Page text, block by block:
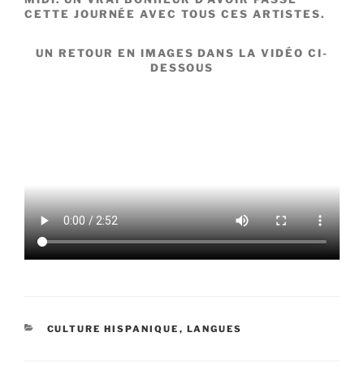
CETTE JOURNÉE AVEC TOUS CES ARTISTES.
UN RETOUR EN IMAGES DANS LA VIDÉO CI-
DESSOUS
CATÉGORIES
CULTURE HISPANIQUE , LANGUES